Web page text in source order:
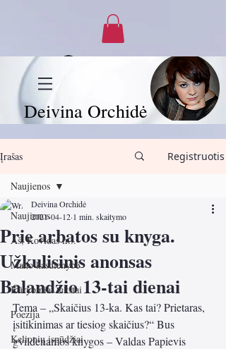
Deivina Orchidė
Įrašas Registruotis
Naujienos
Aš, Kovidas ir...
Mano kasdienybė
Kūrybiniai tekstai
Poezija
Kelionių įspūdžiai
Naujienos
Prie arbatos su knyga.
Užkulisinis anonsas
Balandžio 13-tai dienai
Deivina Orchidė
2021-04-12 1 min. skaitymo
Tema – „Skaičius 13-ka. Kas tai? Prietaras,
įsitikinimas ar tiesiog skaičius?“ Bus
gvildenamos knygos – Valdas Papievis